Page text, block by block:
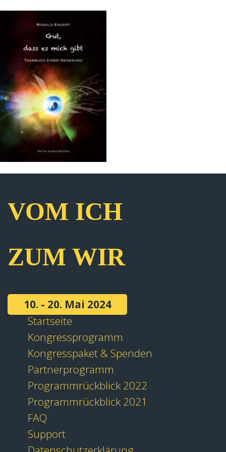
VOM ICH
ZUM WIR
10. - 20. Mai 2024
Startseite
Kongressprogramm
Kongresspaket & Spenden
Partnerprogramm
Programmrückblick 2022
Programmrückblick 2021
FAQ
Support